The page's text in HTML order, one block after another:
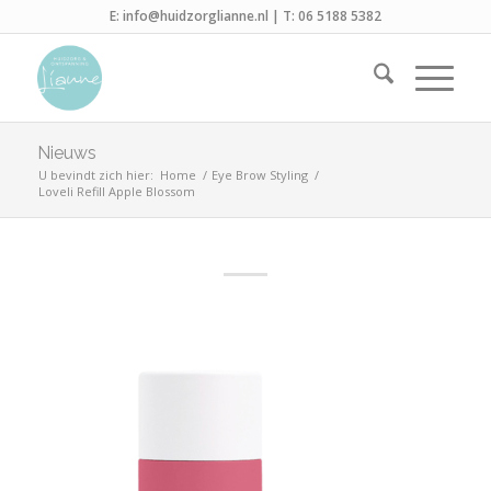
E: info@huidzorglianne.nl | T: 06 5188 5382
Nieuws
U bevindt zich hier: Home / Eye Brow Styling /
Loveli Refill Apple Blossom